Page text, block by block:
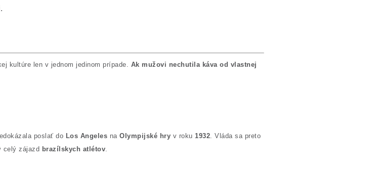
kultúre len v jednom jedinom prípade. Ak mužovi nechutila káva od vlastnej
poslať do Los Angeles na Olympijské hry v roku 1932. Vláda sa preto
celý zájazd brazílskych atlétov.